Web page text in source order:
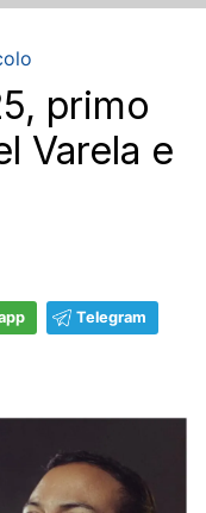
primo
Varela e
Telegram